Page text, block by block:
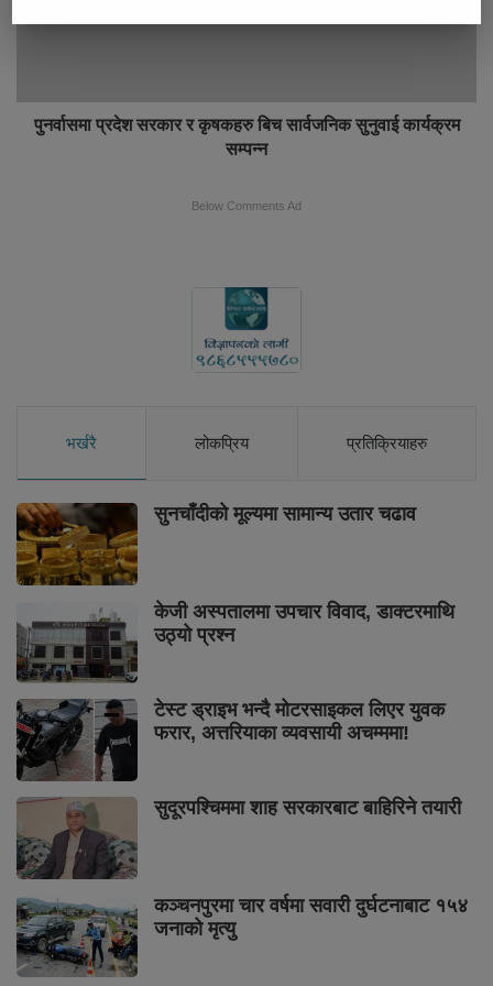
पुनर्वासमा प्रदेश सरकार र कृषकहरु बिच सार्वजनिक सुनुवाई कार्यक्रम
सम्पन्न
Below Comments Ad
भर्खरै लोकप्रिय प्रतिक्रियाहरु
सुनचाँदीको मूल्यमा सामान्य उतार चढाव
केजी अस्पतालमा उपचार विवाद, डाक्टरमाथि
उठ्यो प्रश्न
टेस्ट ड्राइभ भन्दै मोटरसाइकल लिएर युवक
फरार, अत्तरियाका व्यवसायी अचम्ममा!
सुदूरपश्चिममा शाह सरकारबाट बाहिरिने तयारी
कञ्चनपुरमा चार वर्षमा सवारी दुर्घटनाबाट १५४
जनाको मृत्यु